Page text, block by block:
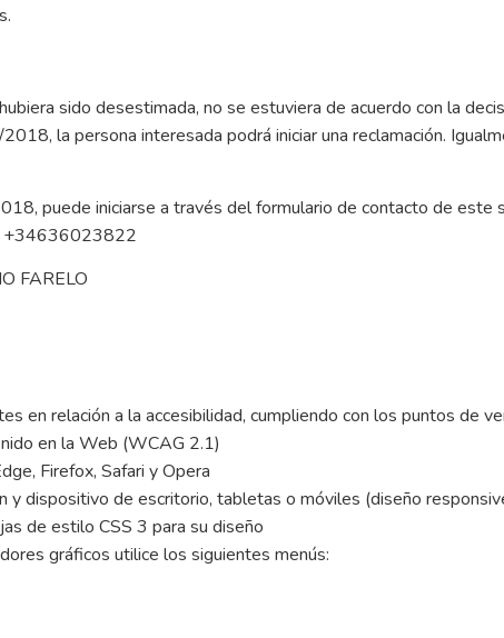
sido desestimada, no se estuviera de acuerdo con la
la persona interesada podrá iniciar una reclamación.
puede iniciarse a través del formulario de contacto de este
+34636023822
FARELO
en relación a la accesibilidad, cumpliendo con los puntos de
en la Web (WCAG 2.1)
Firefox, Safari y Opera
y dispositivo de escritorio, tabletas o móviles (diseño
de estilo CSS 3 para su diseño
gráficos utilice los siguientes menús: